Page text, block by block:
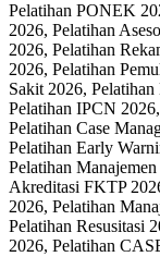
Pelatihan PONEK
2026, Pelatihan
2026, Pelatihan
2026, Pelatihan
Sakit 2026,
Pelatihan IPCN
Pelatihan Case
Pelatihan Early
Pelatihan
Akreditasi FKTP
2026, Pelatihan
Pelatihan Resusitasi
2026, Pelatihan